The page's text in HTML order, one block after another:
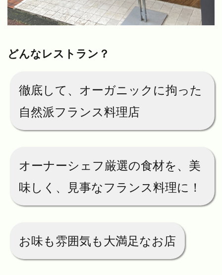
どんなレストラン？
徹底して、オーガニックに拘った
自然派フランス料理店
オーナーシェフ厳選の食材を、美
味しく、見事なフランス料理に！
お味も雰囲気も大満足なお店